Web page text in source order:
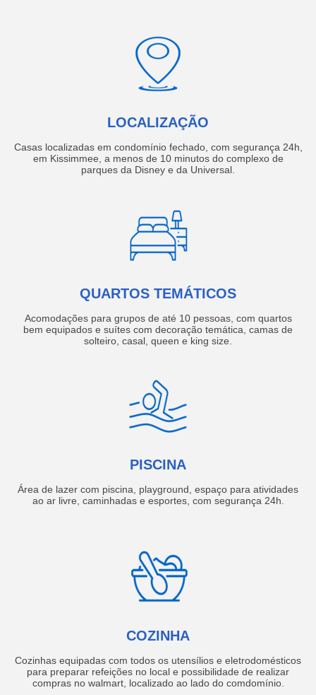
LOCALIZAÇÃO
Casas localizadas em condomínio fechado, com segurança 24h,
em Kissimmee, a menos de 10 minutos do complexo de
parques da Disney e da Universal.
QUARTOS TEMÁTICOS
Acomodações para grupos de até 10 pessoas, com quartos
bem equipados e suítes com decoração temática, camas de
solteiro, casal, queen e king size.
PISCINA
Área de lazer com piscina, playground, espaço para atividades
ao ar livre, caminhadas e esportes, com segurança 24h.
COZINHA
Cozinhas equipadas com todos os utensílios e eletrodomésticos
para preparar refeições no local e possibilidade de realizar
compras no walmart, localizado ao lado do comdomínio.